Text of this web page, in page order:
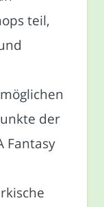
teil,
der
Fantasy